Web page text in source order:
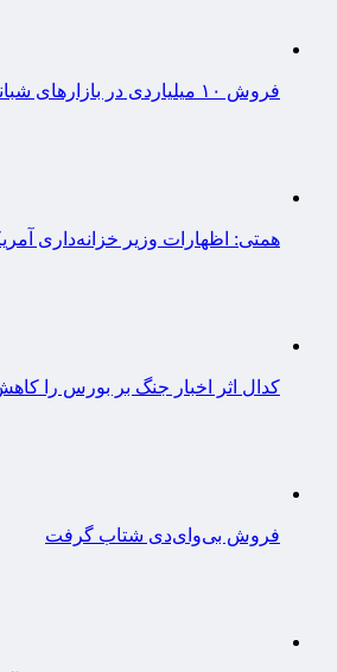
فروش ۱۰ میلیاردی در بازارهای شبانه‌روزی صنایع
همتی: اظهارات وزیر خزانه‌داری
کدال اثر اخبار جنگ بر بورس را
فروش بی‌وای‌دی شتاب گرفت